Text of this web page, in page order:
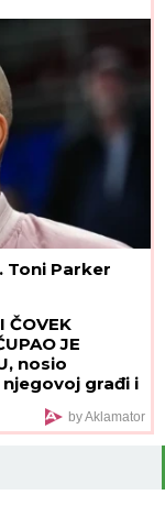
Toni Parker
ČOVEK
JE
nosio
građi i
by Aklamator